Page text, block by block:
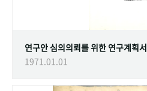
연구안 심의의뢰를 위한 연구계획서
1971.01.01